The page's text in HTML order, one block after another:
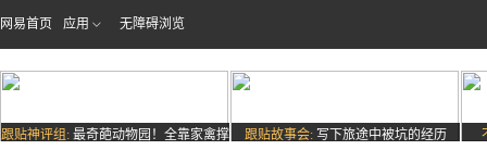
网易首页 应用 无障碍浏览
跟贴神评组: 最奇葩动物园！全靠家禽撑
跟贴故事会: 写下旅途中被坑的经历